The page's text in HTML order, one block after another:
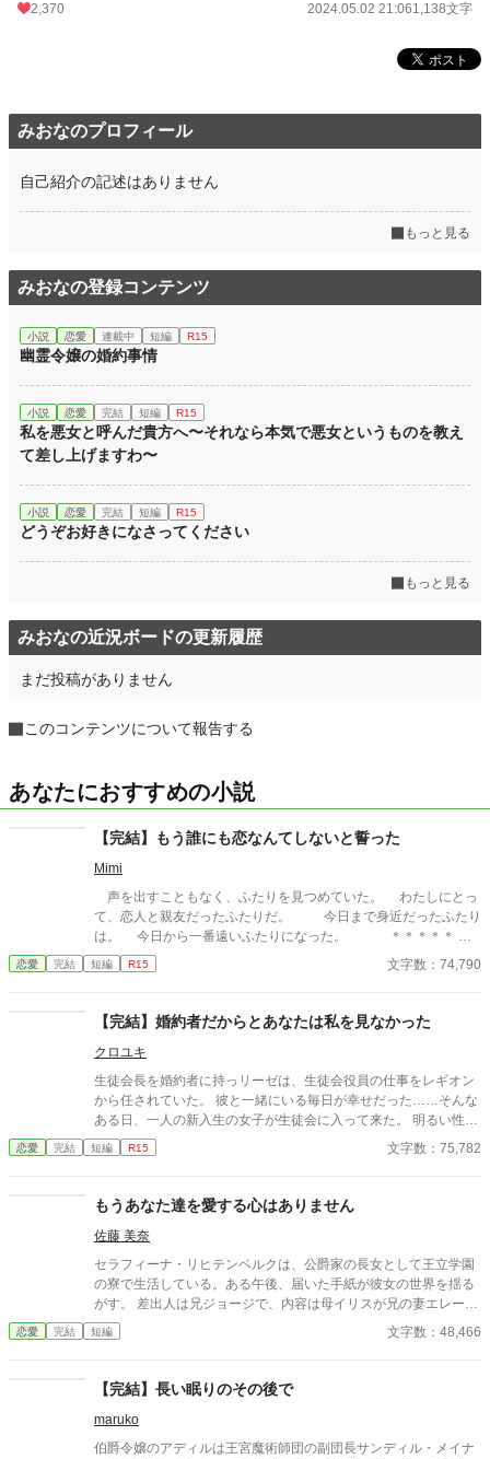
2,370 2024.05.02 21:061,138文字
みおなのプロフィール
自己紹介の記述はありません
もっと見る
みおなの登録コンテンツ
小説 恋愛 連載中 短編 R15
幽霊令嬢の婚約事情
小説 恋愛 完結 短編 R15
私を悪女と呼んだ貴方へ〜それなら本気で悪女というものを教え
て差し上げますわ〜
小説 恋愛 完結 短編 R15
どうぞお好きになさってください
もっと見る
みおなの近況ボードの更新履歴
まだ投稿がありません
このコンテンツについて報告する
あなたにおすすめの小説
【完結】もう誰にも恋なんてしないと誓った
Mimi
声を出すこともなく、ふたりを見つめていた。 わたしにとっ
て、恋人と親友だったふたりだ。 今日まで身近だったふたり
は。 今日から一番遠いふたりになった。 ＊＊＊＊＊
伯爵家の後継者シンシアは、友人アイリスから交際相手としてお
薦めだと、幼馴染みの侯爵令息キャメロンを紹介された。 徐々
掛ける。 シンシアの誕生日の婚約披露パーティーが近付いた夏
休み前のある日、シンシアは急ぐキャメロンを見掛けて彼の後を
追い、そして見てしまった。 お互いにただの幼馴染みだと口に
していた恋人と親友の口づけを…… ＊ 無自覚の上から目線
＊ 幼馴染みという特別感 ＊ 失くしてからの後悔 幼馴染みカ
ップルの当て馬にされてしまった伯爵令嬢、してしまった親友視
馬令嬢がヒロインです。 本編完結後に、力量不足故の幕間を書き
恋愛 完結 短編 R15 文字数：74,790
【完結】婚約者だからとあなたは私を見なかった
クロユキ
生徒会長を婚約者に持っリーゼは、生徒会役員の仕事をレギオン
から任されていた。 彼と一緒にいる毎日が幸せだった……そんな
ある日、一人の新入生の女子が生徒会に入って来た。 明るい性格
の彼女は直ぐに先輩達と仲が良くなりレギオンもまた新入生に興
味を抱くように成っていた。 誤字脱字があります。 更新が不定期
恋愛 完結 短編 R15 文字数：75,782
もうあなた達を愛する心はありません
佐藤 美奈
セラフィーナ・リヒテンベルクは、公爵家の長女として王立学園
の寮で生活している。ある午後、届いた手紙が彼女の世界を揺る
がす。 差出人は兄ジョージで、内容は母イリスが兄の妻エレーヌ
をいびっているというものだった。最初は信じられなかったが、
手紙の中で兄は母の嫉妬に苦しむエレーヌを心配し、セラフィー
なかったが、兄の必死な頼みに胸が痛む。 セラフィーナは、一年
ぶりに実家に帰ると、母が物置に閉じ込められていた。幸せだっ
た家族の日常が壊れていく。魔法やファンタジー異世界系は、途
中からあるかもしれません。
恋愛 完結 短編 文字数：48,466
【完結】長い眠りのその後で
maruko
伯爵令嬢のアディルは王宮魔術師団の副団長サンディル・メイナ